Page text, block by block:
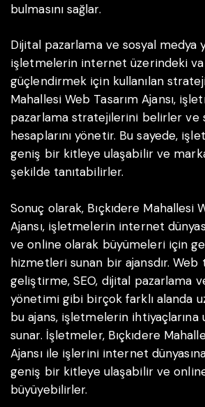
bulmasını sağlar.
Dijital pazarlama ve sosyal medya
işletmelerin internet üzerindeki
güçlendirmek için kullanılan
Mahallesi Web Tasarım Ajansı,
pazarlama stratejilerini belirler ve
hesaplarını yönetir. Bu sayede,
geniş bir kitleye ulaşabilir ve
şekilde tanıtabilirler.
Sonuç olarak, Bıçkıdere Mahallesi
Ajansı, işletmelerin internet
ve online olarak büyümeleri için
hizmetleri sunan bir ajansdır. Web
geliştirme, SEO, dijital pazarlama
yönetimi gibi birçok farklı alanda
bu ajans, işletmelerin ihtiyaçlarına
sunar. İşletmeler, Bıçkıdere
Ajansı ile işlerini internet
geniş bir kitleye ulaşabilir ve
büyüyebilirler.